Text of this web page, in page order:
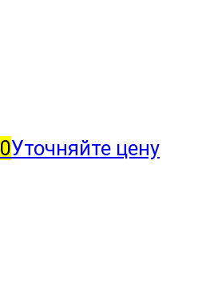
0Уточняйте цену